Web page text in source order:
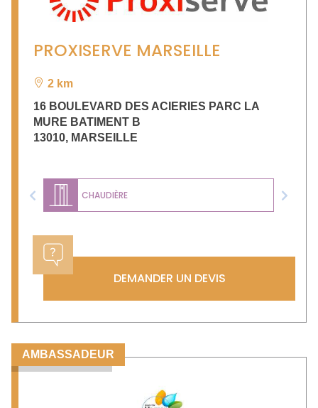
PROXISERVE MARSEILLE
2 km
16 BOULEVARD DES ACIERIES PARC LA
MURE BATIMENT B
13010, MARSEILLE
CHAUDIÈRE
Previous Next
DEMANDER UN DEVIS
AMBASSADEUR